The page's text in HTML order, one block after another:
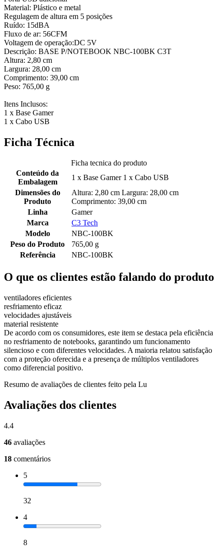
Material: Plástico e metal
Regulagem de altura em 5 posições
Ruído: 15dBA
Fluxo de ar: 56CFM
Voltagem de operação:DC 5V
Descrição: BASE P/NOTEBOOK NBC-100BK C3T
Altura: 2,80 cm
Largura: 28,00 cm
Comprimento: 39,00 cm
Peso: 765,00 g
Itens Inclusos:
1 x Base Gamer
1 x Cabo USB
Ficha Técnica
Ficha tecnica do produto
Conteúdo da
Embalagem
1 x Base Gamer 1 x Cabo USB
Dimensões do
Produto
Altura: 2,80 cm Largura: 28,00 cm
Comprimento: 39,00 cm
Linha
Gamer
Marca
C3 Tech
Modelo
NBC-100BK
Peso do Produto
765,00 g
Referência
NBC-100BK
O que os clientes estão falando do produto
ventiladores eficientes
resfriamento eficaz
velocidades ajustáveis
material resistente
De acordo com os consumidores, este item se destaca pela eficiência
no resfriamento de notebooks, garantindo um funcionamento
silencioso e com diferentes velocidades. A maioria relatou satisfação
com a proteção oferecida e a presença de múltiplos ventiladores
como diferencial positivo.
Resumo de avaliações de clientes feito pela Lu
Avaliações dos clientes
4.4
46 avaliações
18 comentários
5
32
4
8